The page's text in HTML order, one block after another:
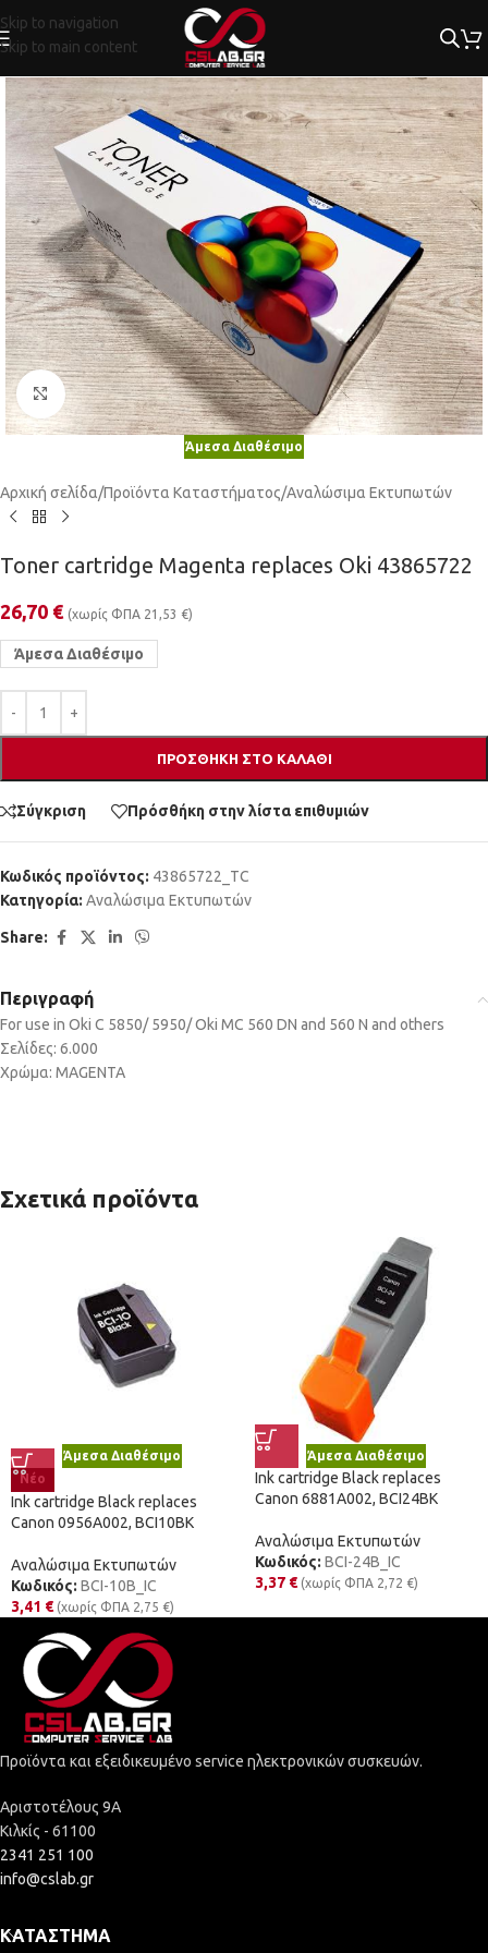
Skip to navigation
Skip to main content
Κλικ για μεγέθυνση
Άμεσα Διαθέσιμο
Αρχική σελίδα/Προϊόντα Καταστήματος/Αναλώσιμα Εκτυπωτών
Toner cartridge Magenta replaces Oki 43865722
26,70 € (χωρίς ΦΠΑ 21,53 €)
Άμεσα Διαθέσιμο
ΠΡΟΣΘΉΚΗ ΣΤΟ ΚΑΛΆΘΙ
Σύγκριση Πρόσθήκη στην λίστα επιθυμιών
Κωδικός προϊόντος: 43865722_TC
Κατηγορία: Αναλώσιμα Εκτυπωτών
Share:
Περιγραφή
For use in Oki C 5850/ 5950/ Oki MC 560 DN and 560 N and others
Σελίδες: 6.000
Χρώμα: MAGENTA
Σχετικά προϊόντα
Άμεσα Διαθέσιμο
Νέο
Ink cartridge Black replaces
Canon 0956A002, BCI10BK
Αναλώσιμα Εκτυπωτών
Κωδικός: BCI-10B_IC
3,41 € (χωρίς ΦΠΑ 2,75 €)
Άμεσα Διαθέσιμο
Ink cartridge Black replaces
Canon 6881A002, BCI24BK
Αναλώσιμα Εκτυπωτών
Κωδικός: BCI-24B_IC
3,37 € (χωρίς ΦΠΑ 2,72 €)
Προϊόντα και εξειδικευμένο service ηλεκτρονικών συσκευών.
Αριστοτέλους 9Α
Κιλκίς - 61100
2341 251 100
info@cslab.gr
ΚΑΤΆΣΤΗΜΑ